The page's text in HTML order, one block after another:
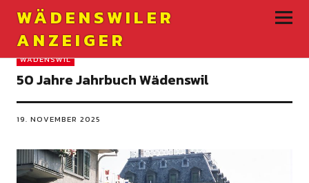
WÄDENSWILER
ANZEIGER
WÄDENSWIL
50 Jahre Jahrbuch Wädenswil
19. NOVEMBER 2025